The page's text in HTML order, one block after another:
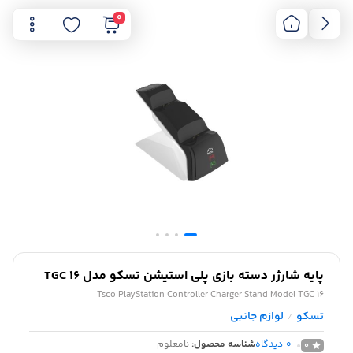
0
پایه شارژر دسته بازی پلی استیشن تسکو مدل TGC 16
Tsco PlayStation Controller Charger Stand Model TGC 16
تسکو / لوازم جانبی
0
0 دیدگاهشناسه محصول: نامعلوم